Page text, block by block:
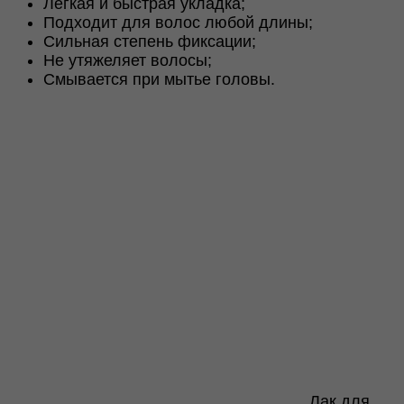
Подходит для волос любой длины;
Сильная степень фиксации;
Не утяжеляет волосы;
Смывается при мытье головы.